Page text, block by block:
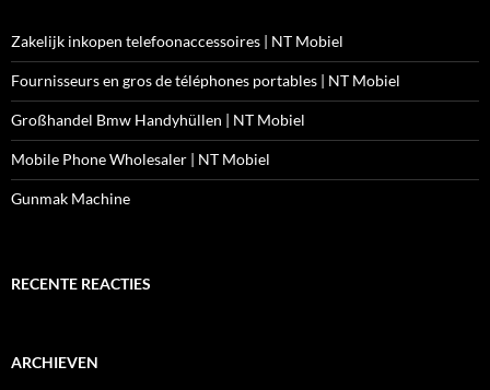
Zakelijk inkopen telefoonaccessoires | NT Mobiel
Fournisseurs en gros de téléphones portables | NT Mobiel
Großhandel Bmw Handyhüllen | NT Mobiel
Mobile Phone Wholesaler | NT Mobiel
Gunmak Machine
RECENTE REACTIES
ARCHIEVEN